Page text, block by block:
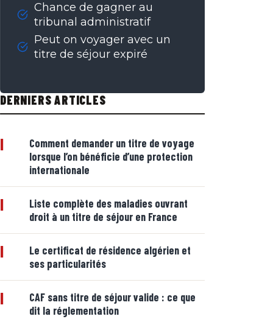
Chance de gagner au
tribunal administratif
Peut on voyager avec un
titre de séjour expiré
DERNIERS ARTICLES
|
Comment demander un titre de voyage
lorsque l’on bénéficie d’une protection
internationale
|
Liste complète des maladies ouvrant
droit à un titre de séjour en France
|
Le certificat de résidence algérien et
ses particularités
|
CAF sans titre de séjour valide : ce que
dit la réglementation